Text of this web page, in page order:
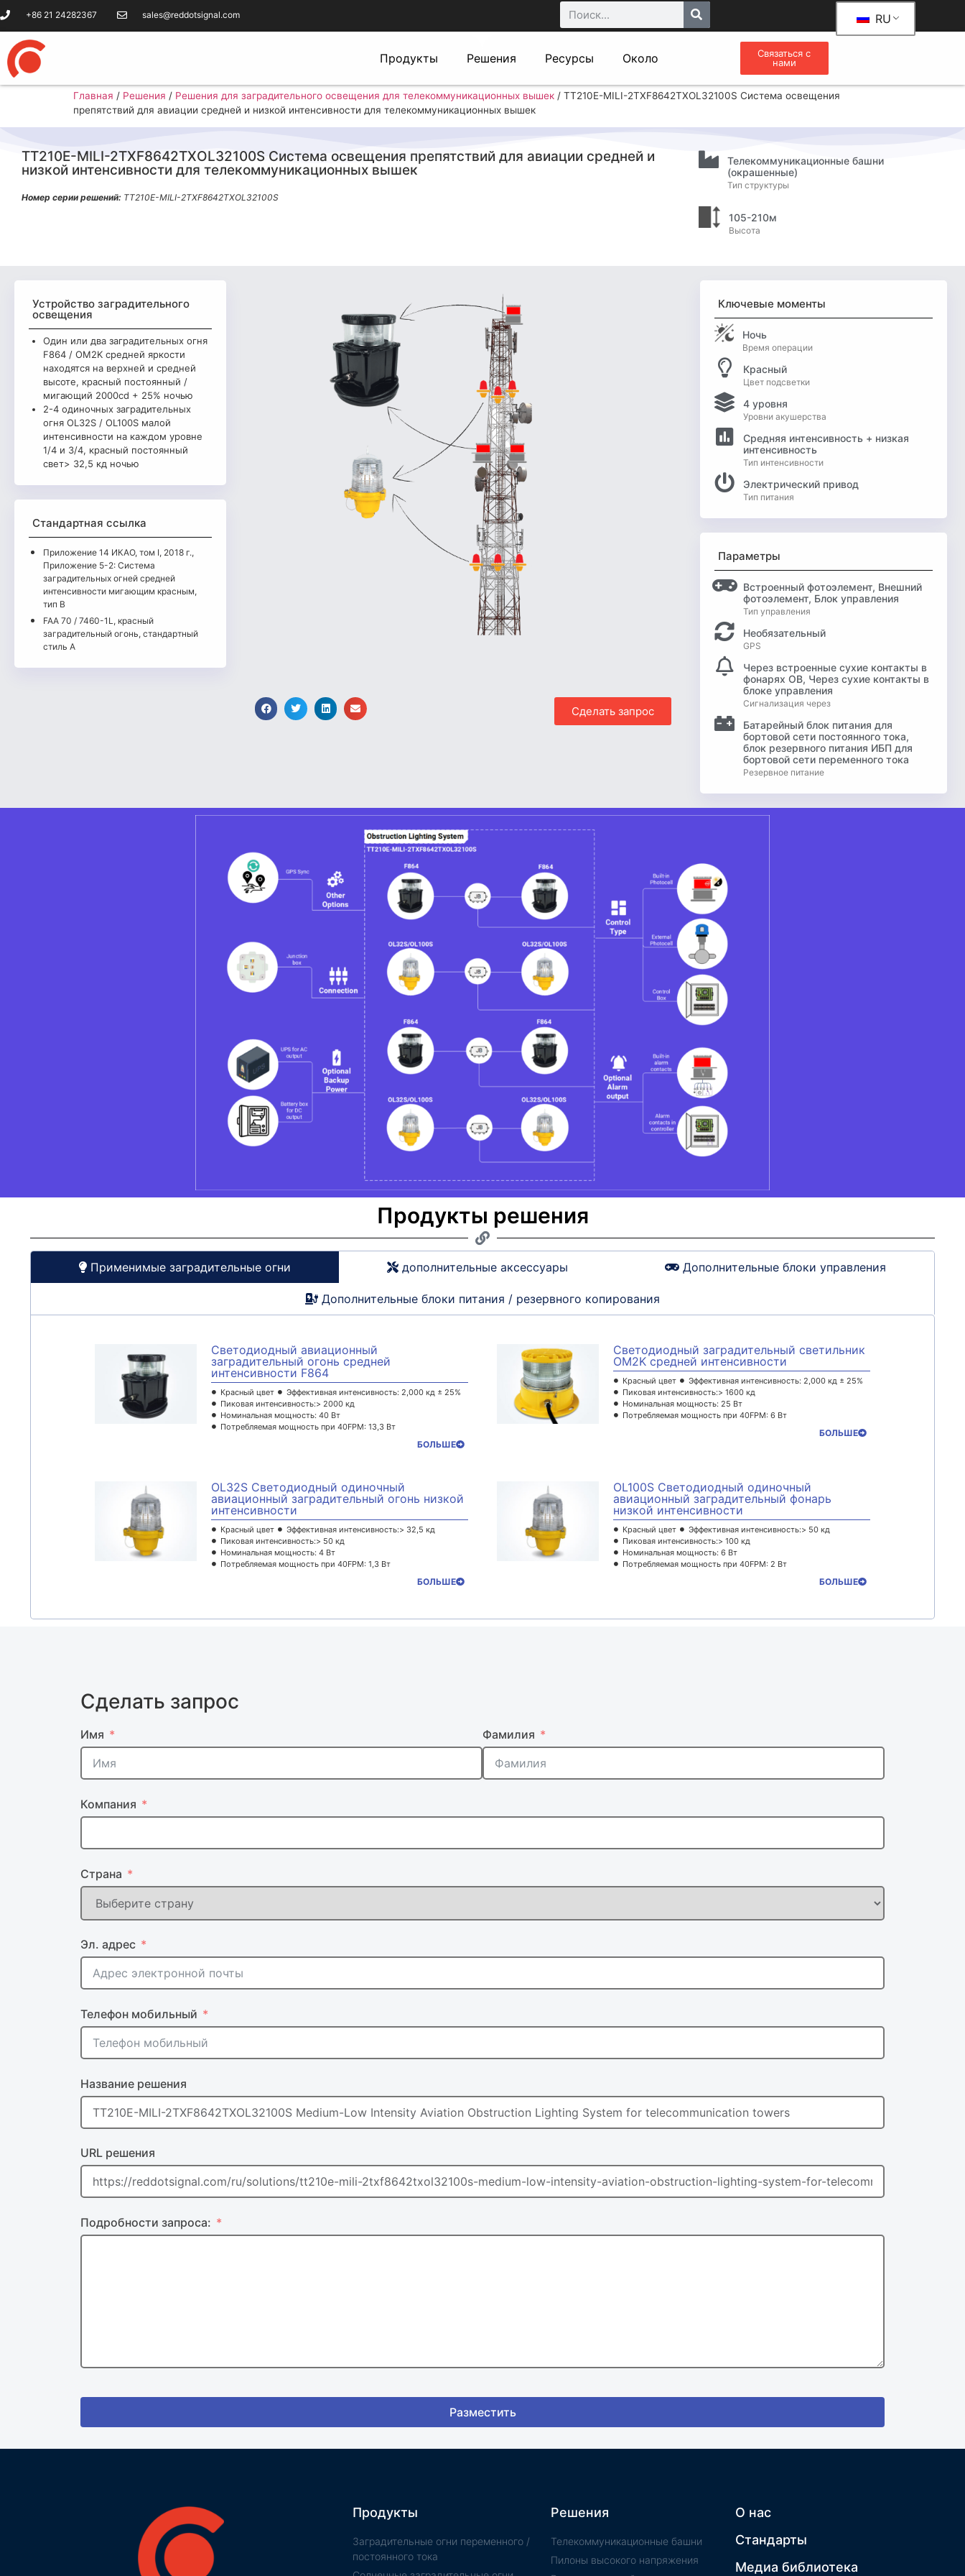
+86 21 24282367 sales@reddotsignal.com RU
Продукты Решения Ресурсы Около
Связаться с
нами
Главная / Решения / Решения для заградительного освещения для телекоммуникационных вышек / TT210E-MILI-2TXF8642TXOL32100S Система освещения
препятствий для авиации средней и низкой интенсивности для телекоммуникационных вышек
TT210E-MILI-2TXF8642TXOL32100S Система освещения препятствий для авиации средней и
низкой интенсивности для телекоммуникационных вышек
Номер серии решений: TT210E-MILI-2TXF8642TXOL32100S
Телекоммуникационные башни
(окрашенные)
Тип структуры
105-210м
Высота
Устройство заградительного
освещения
Один или два заградительных огня
F864 / OM2K средней яркости
находятся на верхней и средней
высоте, красный постоянный /
мигающий 2000cd + 25% ночью
2-4 одиночных заградительных
огня OL32S / OL100S малой
интенсивности на каждом уровне
1/4 и 3/4, красный постоянный
свет> 32,5 кд ночью
Стандартная ссылка
Приложение 14 ИКАО, том I, 2018 г.,
Приложение 5-2: Система
заградительных огней средней
интенсивности мигающим красным,
тип B
FAA 70 / 7460-1L, красный
заградительный огонь, стандартный
стиль A
Сделать запрос
Ключевые моменты
Ночь
Время операции
Красный
Цвет подсветки
4 уровня
Уровни акушерства
Средняя интенсивность + низкая
интенсивность
Тип интенсивности
Электрический привод
Тип питания
Параметры
Встроенный фотоэлемент, Внешний
фотоэлемент, Блок управления
Тип управления
Необязательный
GPS
Через встроенные сухие контакты в
фонарях OB, Через сухие контакты в
блоке управления
Сигнализация через
Батарейный блок питания для
бортовой сети постоянного тока,
блок резервного питания ИБП для
бортовой сети переменного тока
Резервное питание
Продукты решения
Применимые заградительные огни дополнительные аксессуары Дополнительные блоки управления
Дополнительные блоки питания / резервного копирования
Светодиодный авиационный
заградительный огонь средней
интенсивности F864
Красный цвет
Эффективная интенсивность: 2,000 кд ± 25%
Пиковая интенсивность:> 2000 кд
Номинальная мощность: 40 Вт
Потребляемая мощность при 40FPM: 13,3 Вт
БОЛЬШЕ
Светодиодный заградительный светильник
OM2K средней интенсивности
Красный цвет
Эффективная интенсивность: 2,000 кд ± 25%
Пиковая интенсивность:> 1600 кд
Номинальная мощность: 25 Вт
Потребляемая мощность при 40FPM: 6 Вт
БОЛЬШЕ
OL32S Светодиодный одиночный
авиационный заградительный огонь низкой
интенсивности
Красный цвет
Эффективная интенсивность:> 32,5 кд
Пиковая интенсивность:> 50 кд
Номинальная мощность: 4 Вт
Потребляемая мощность при 40FPM: 1,3 Вт
БОЛЬШЕ
OL100S Светодиодный одиночный
авиационный заградительный фонарь
низкой интенсивности
Красный цвет
Эффективная интенсивность:> 50 кд
Пиковая интенсивность:> 100 кд
Номинальная мощность: 6 Вт
Потребляемая мощность при 40FPM: 2 Вт
БОЛЬШЕ
Сделать запрос
Имя Фамилия
Компания
Страна
Эл. адрес
Телефон мобильный
Название решения
URL решения
Подробности запроса:
Разместить
Продукты
Заградительные огни переменного /
постоянного тока
Решения
Телекоммуникационные башни
Пилоны высокого напряжения
О нас
Стандарты
Медиа библиотека